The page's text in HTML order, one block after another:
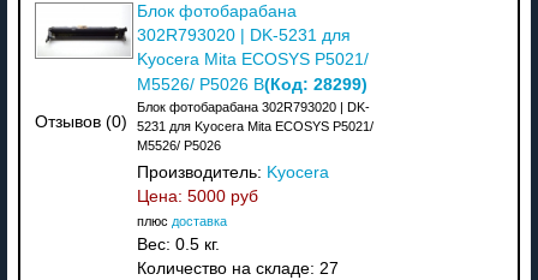
Отзывов (0)
Блок фотобарабана
302R793020 | DK-5231 для
Kyocera Mita ECOSYS P5021/
M5526/ P5026 В(Код: 28299)
Блок фотобарабана 302R793020 | DK-
5231 для Kyocera Mita ECOSYS P5021/
M5526/ P5026
Производитель: Kyocera
Цена: 5000 руб
плюс доставка
Вес: 0.5 кг.
Количество на складе: 27